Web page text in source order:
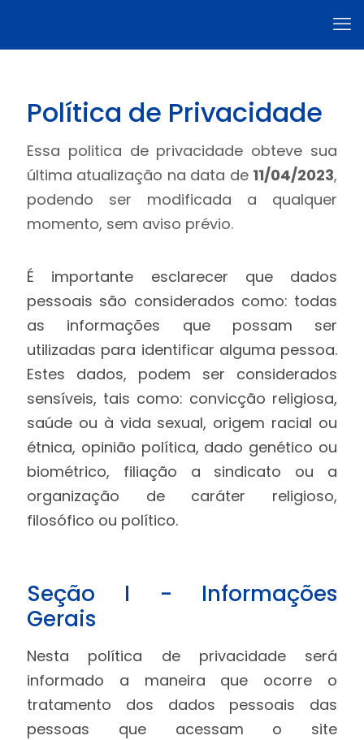
Política de Privacidade
Essa politica de privacidade obteve sua
última atualização na data de 11/04/2023,
podendo ser modificada a qualquer
momento, sem aviso prévio.
É importante esclarecer que dados
pessoais são considerados como: todas
as informações que possam ser
utilizadas para identificar alguma pessoa.
Estes dados, podem ser considerados
sensíveis, tais como: convicção religiosa,
saúde ou à vida sexual, origem racial ou
étnica, opinião política, dado genético ou
biométrico, filiação a sindicato ou a
organização de caráter religioso,
filosófico ou político.
Seção I - Informações
Gerais
Nesta política de privacidade será
informado a maneira que ocorre o
tratamento dos dados pessoais das
pessoas que acessam o site